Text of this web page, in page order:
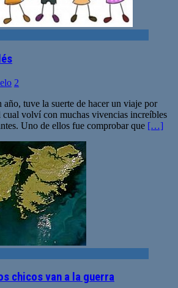
2
año, tuve la suerte de hacer un viaje por
cual volví con muchas vivencias increíbles
Uno de ellos fue comprobar que […]
chicos van a la guerra